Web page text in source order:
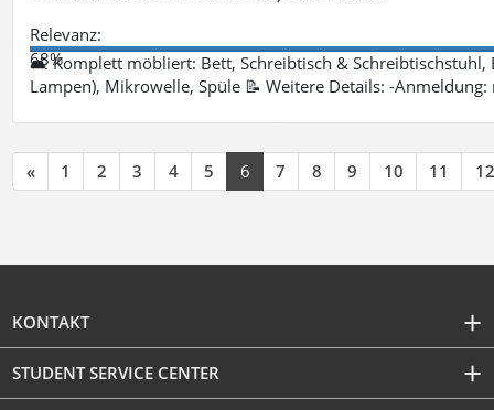
Relevanz:
68%
🛋 Komplett möbliert: Bett, Schreibtisch & Schreibtischstuhl,
Lampen), Mikrowelle, Spüle 📝 Weitere Details: -
« 1 2 3 4 5 6 7 8 9 10 11 12
KONTAKT
STUDENT SERVICE CENTER